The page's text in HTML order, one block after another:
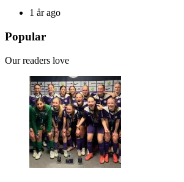
1 år ago
Popular
Our readers love